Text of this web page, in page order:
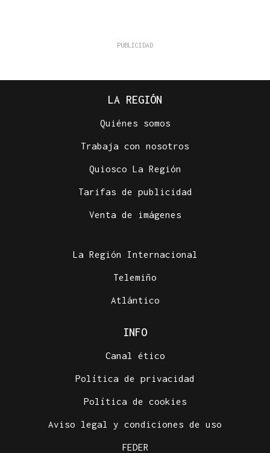
LA REGIÓN
Quiénes somos
Trabaja con nosotros
Quiosco La Región
Tarifas de publicidad
Venta de imágenes
La Región Internacional
Telemiño
Atlántico
INFO
Canal ético
Política de privacidad
Política de cookies
Aviso legal y condiciones de uso
FEDER